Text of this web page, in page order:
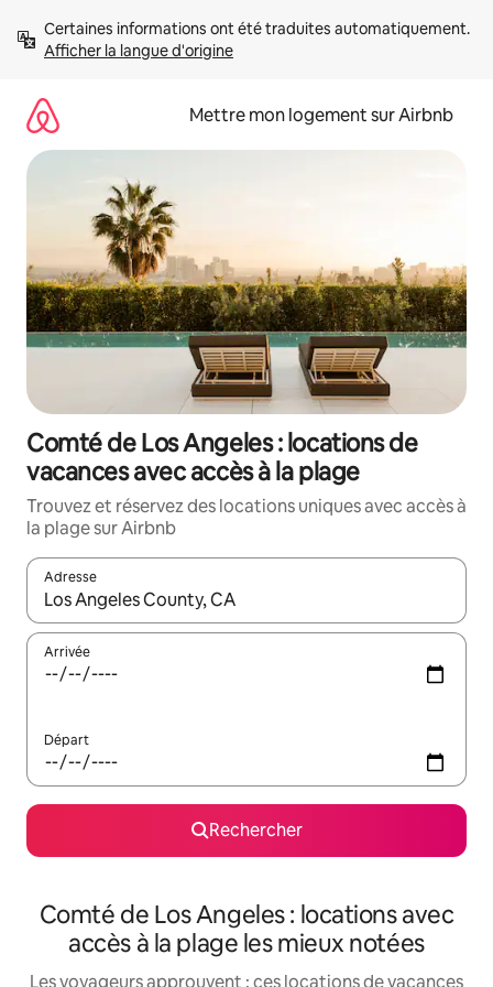
directement
Afficher la langue d'origine
Mettre mon logement sur Airbnb
Comté de Los Angeles : locations de
vacances avec accès à la plage
Trouvez et réservez des locations uniques avec accès à
la plage sur Airbnb
Adresse
Lorsque les résultats s'affichent, utilisez les flèches vers le
Arrivée
Départ
Rechercher
Comté de Los Angeles : locations avec
accès à la plage les mieux notées
Les voyageurs approuvent : ces locations de vacances